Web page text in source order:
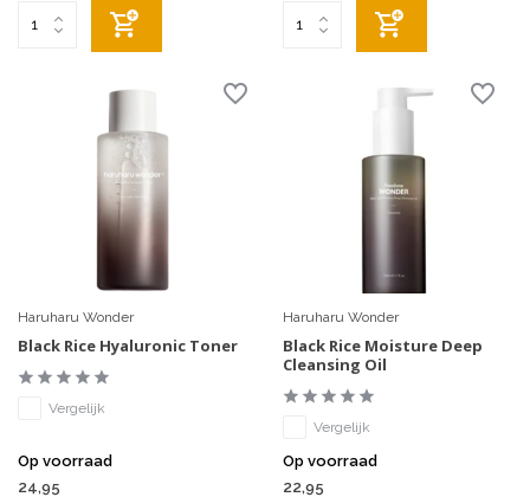
Haruharu Wonder
Black Rice Hyaluronic Toner
Vergelijk
Op voorraad
24,95
Haruharu Wonder
Black Rice Moisture Deep
Cleansing Oil
Vergelijk
Op voorraad
22,95